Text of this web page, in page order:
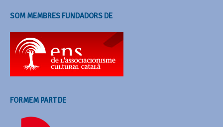
SOM MEMBRES FUNDADORS DE
FORMEM PART DE